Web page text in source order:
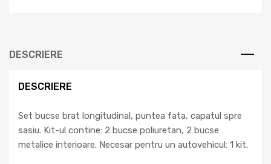
DESCRIERE
DESCRIERE
Set bucse brat longitudinal, puntea fata, capatul spre
sasiu. Kit-ul contine: 2 bucse poliuretan, 2 bucse
metalice interioare. Necesar pentru un autovehicul: 1 kit.